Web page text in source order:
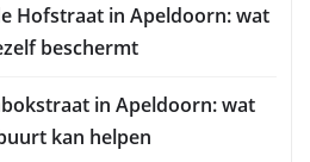
Hofstraat in Apeldoorn: wat
beschermt
in Apeldoorn: wat
kan helpen